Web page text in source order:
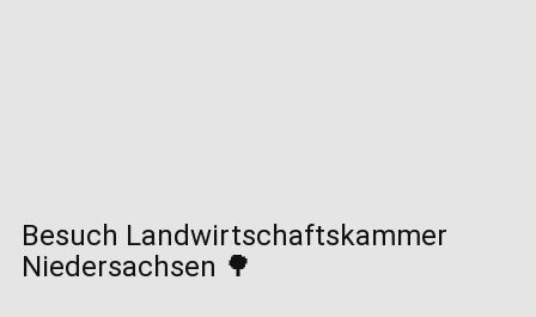
Besuch Landwirtschaftskammer
Niedersachsen 🌳